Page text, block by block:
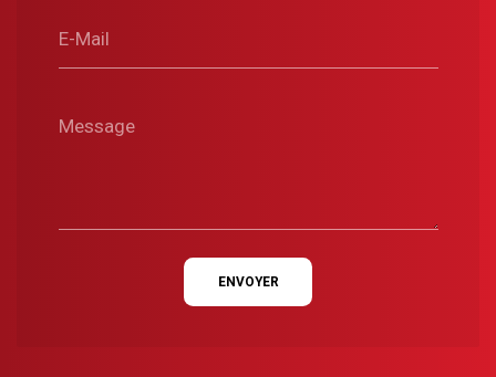
E-Mail
Message
ENVOYER